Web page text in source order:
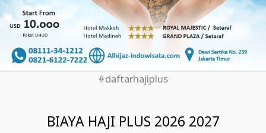
#daftarhajiplus
BIAYA HAJI PLUS 2026 2027